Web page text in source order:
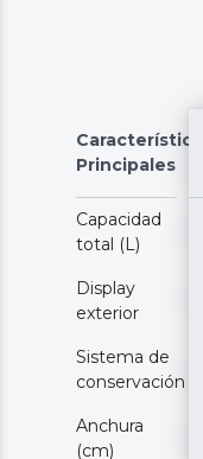
Características
Principales
Capacidad
total (L)
Display
exterior
Sistema de
conservación
Anchura
(cm)